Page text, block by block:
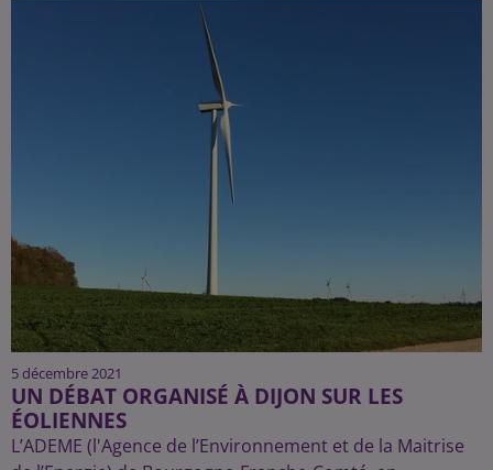
5 décembre 2021
UN DÉBAT ORGANISÉ À DIJON SUR LES
ÉOLIENNES
L’ADEME (l'Agence de l’Environnement et de la Maitrise